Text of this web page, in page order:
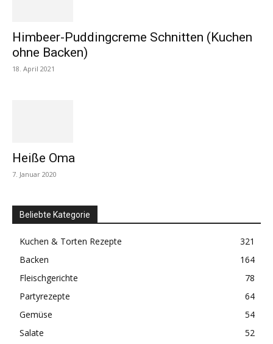
Himbeer-Puddingcreme Schnitten (Kuchen
ohne Backen)
18. April 2021
Heiße Oma
7. Januar 2020
Beliebte Kategorie
Kuchen & Torten Rezepte
321
Backen
164
Fleischgerichte
78
Partyrezepte
64
Gemüse
54
Salate
52